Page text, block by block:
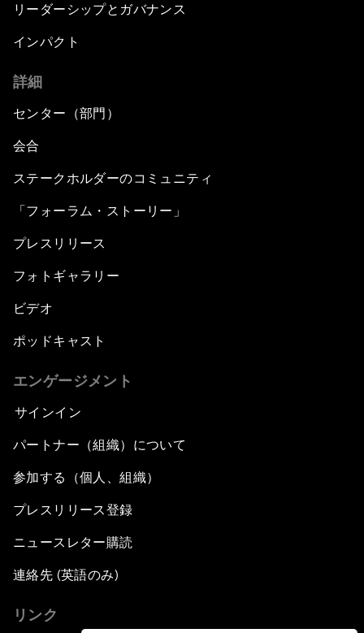
リーダーシップとガバナンス
インパクト
詳細
センター（部門）
会合
ステークホルダーのコミュニティ
「フォーラム・ストーリー」
プレスリリース
フォトギャラリー
ビデオ
ポッドキャスト
エンゲージメント
サインイン
パートナー（組織）について
参加する（個人、組織）
プレスリリース登録
ニュースレター購読
連絡先 (英語のみ)
リンク